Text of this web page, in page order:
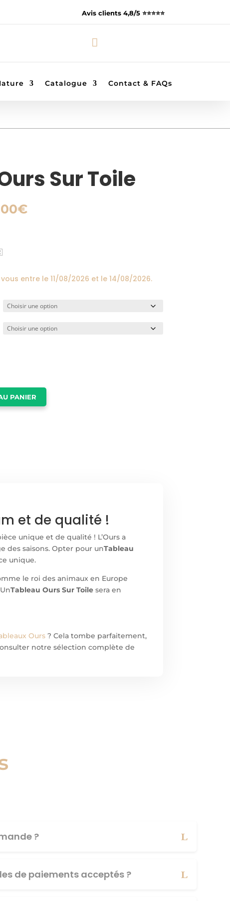
Avis clients 4,8/5 ⭐️⭐️⭐️⭐️⭐️

Catalogue Contact & FAQs
Sur Toile
€Plage
vous entre le 11/08/2026 et le 14/08/2026.
PANIER
et de qualité !
unique et de qualité ! L’Ours a
des saisons. Opter pour unTableau
unique.
le roi des animaux en Europe
Tableau Ours Sur Toile sera en
Ours ? Cela tombe parfaitement,
notre sélection complète de
?
de paiements acceptés ?